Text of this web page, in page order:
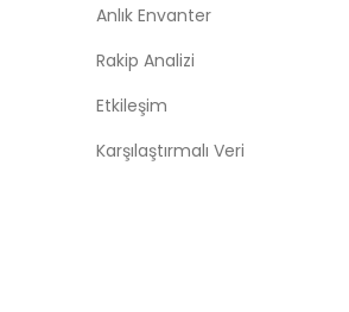
Anlık Envanter
Rakip Analizi
Etkileşim
Karşılaştırmalı Veri